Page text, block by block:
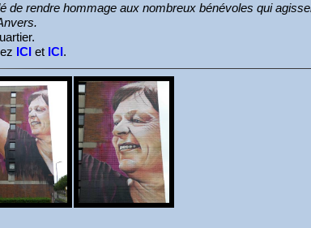
de rendre hommage aux nombreux bénévoles qui
ICIet ICI.